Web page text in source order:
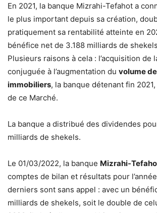
En 2021, la banque Mizrahi-Tefahot a
le plus important depuis sa création,
pratiquement sa rentabilité atteinte en
bénéfice net de 3.188 milliards de
Plusieurs raisons à cela : l’acquisition de
conjuguée à l’augmentation du volume
immobiliers, la banque détenant fin
de ce Marché.
La banque a distribué des dividendes
milliards de shekels.
Le 01/03/2022, la banque Mizrahi-
comptes de bilan et résultats pour
derniers sont sans appel : avec un
milliards de shekels, soit le double de